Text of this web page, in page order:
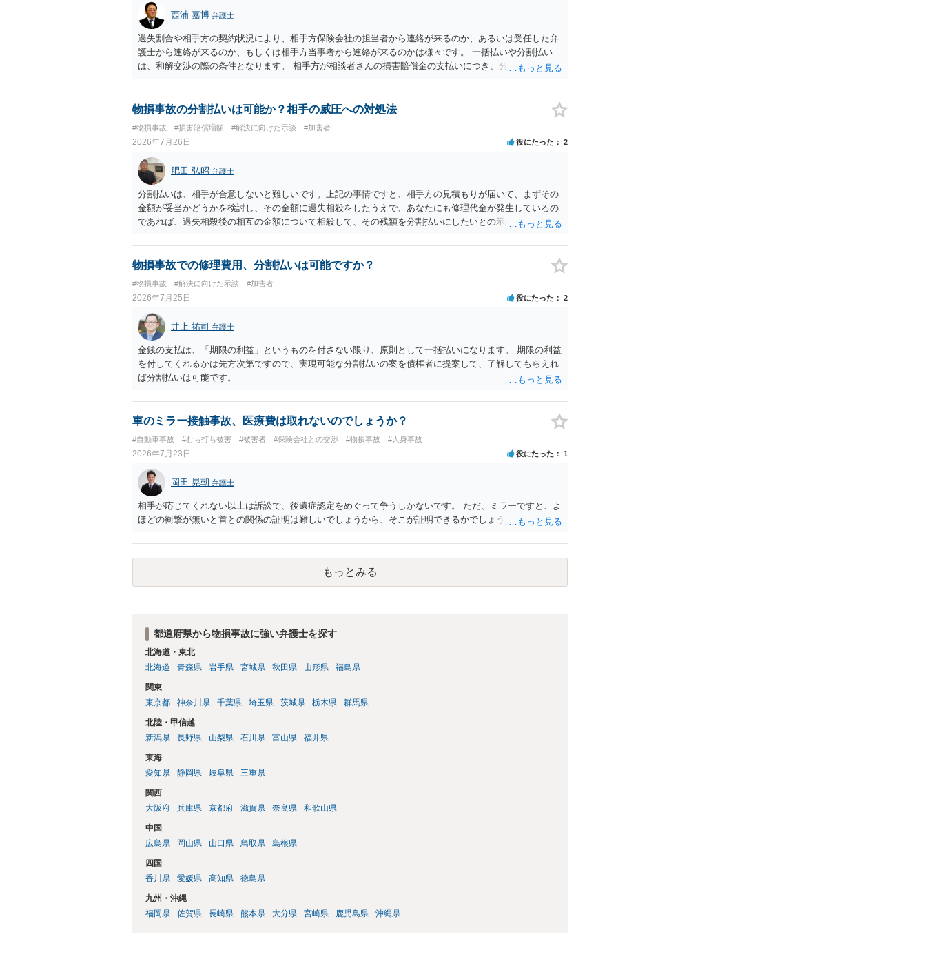
思疎通が難しいとのことですので、そのあたりのご事情も踏まえて、依頼意思の確認方法等を検討する必
要があると思われます。
西浦 嘉博 弁護士
過失割合や相手方の契約状況により、相手方保険会社の担当者から連絡が来るのか、あるいは受任した弁
護士から連絡が来るのか、もしくは相手方当事者から連絡が来るのかは様々です。 一括払いや分割払い
は、和解交渉の際の条件となります。 相手方が相談者さんの損害賠償金の支払いにつき、分割払いに合意
に、交渉の方向性につき、最寄りの法律事務所で相談だけでもされることも検討ください。
物損事故の分割払いは可能か？相手の威圧への対処法
#物損事故 #損害賠償増額 #解決に向けた示談 #加害者
2026年7月26日 役にたった 2
肥田 弘昭 弁護士
分割払いは、相手が合意しないと難しいです。上記の事情ですと、相手方の見積もりが届いて、まずその
金額が妥当かどうかを検討し、その金額に過失相殺をしたうえで、あなたにも修理代金が発生しているの
であれば、過失相殺後の相互の金額について相殺して、その残額を分割払いにしたいとの示談案を提案す
ご参考にしてください。
物損事故での修理費用、分割払いは可能ですか？
#物損事故 #解決に向けた示談 #加害者
2026年7月25日 役にたった 2
井上 祐司 弁護士
金銭の支払は、「期限の利益」というものを付さない限り、原則として一括払いになります。 期限の利益
を付してくれるかは先方次第ですので、実現可能な分割払いの案を債権者に提案して、了解してもらえれ
ば分割払いは可能です。
車のミラー接触事故、医療費は取れないのでしょうか？
#自動車事故 #むち打ち被害 #被害者 #保険会社との交渉 #物損事故 #人身事故
2026年7月23日 役にたった 1
岡田 晃朝 弁護士
相手が応じてくれない以上は訴訟で、後遺症認定をめぐって争うしかないです。 ただ、ミラーですと、よ
ほどの衝撃が無いと首との関係の証明は難しいでしょうから、そこが証明できるかでしょうね。
もっとみる
都道府県から物損事故に強い弁護士を探す
北海道・東北
北海道
青森県 岩手県 宮城県 秋田県 山形県 福島県
関東
東京都
神奈川県 千葉県 埼玉県 茨城県 栃木県 群馬県
北陸・甲信越
新潟県
長野県 山梨県 石川県 富山県 福井県
東海
愛知県
静岡県 岐阜県 三重県
関西
大阪府
兵庫県 京都府 滋賀県 奈良県 和歌山県
中国
広島県
岡山県 山口県 鳥取県 島根県
四国
香川県
愛媛県 高知県 徳島県
九州・沖縄
福岡県
佐賀県 長崎県 熊本県 大分県 宮崎県 鹿児島県 沖縄県